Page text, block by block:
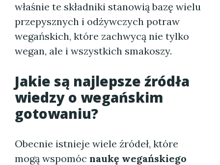
właśnie te składniki stanowią bazę wielu
przepysznych i odżywczych potraw
wegańskich, które zachwycą nie tylko
wegan, ale i wszystkich smakoszy.
Jakie są najlepsze źródła
wiedzy o wegańskim
gotowaniu?
Obecnie istnieje wiele źródeł, które
mogą wspomóc naukę wegańskiego